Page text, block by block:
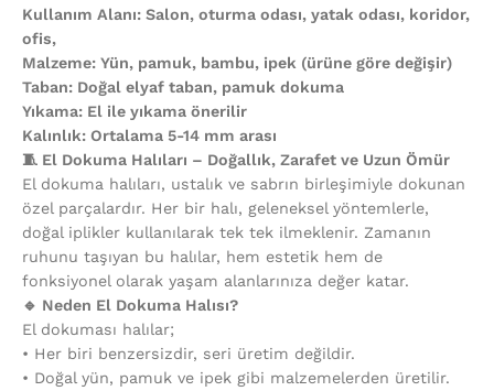
Kullanım Alanı: Salon, oturma odası, yatak odası, koridor,
ofis,
Malzeme: Yün, pamuk, bambu, ipek (ürüne göre değişir)
Taban: Doğal elyaf taban, pamuk dokuma
Yıkama: El ile yıkama önerilir
Kalınlık: Ortalama 5-14 mm arası
🧵 El Dokuma Halıları – Doğallık, Zarafet ve Uzun Ömür
El dokuma halıları, ustalık ve sabrın birleşimiyle dokunan
özel parçalardır. Her bir halı, geleneksel yöntemlerle,
doğal iplikler kullanılarak tek tek ilmeklenir. Zamanın
ruhunu taşıyan bu halılar, hem estetik hem de
fonksiyonel olarak yaşam alanlarınıza değer katar.
🔹 Neden El Dokuma Halısı?
El dokuması halılar;
•⁠ ⁠Her biri benzersizdir, seri üretim değildir.
•⁠ ⁠Doğal yün, pamuk ve ipek gibi malzemelerden üretilir.